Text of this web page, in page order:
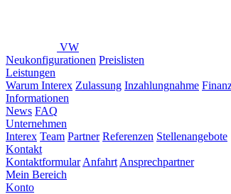
VW
Neukonfigurationen Preislisten
Leistungen
Warum Interex Zulassung Inzahlungnahme
Informationen
News FAQ
Unternehmen
Interex Team Partner Referenzen Stellenangebote
Kontakt
Kontaktformular Anfahrt Ansprechpartner
Mein Bereich
Konto